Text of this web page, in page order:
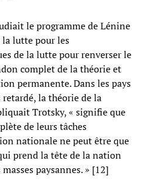
le programme de Lénine
la lutte pour les
de la lutte pour renverser le
complet de la théorie et
permanente. Dans les pays
la théorie de la
Trotsky, « signifie que
de leurs tâches
nationale ne peut être que
prend la tête de la nation
paysannes. » [12]